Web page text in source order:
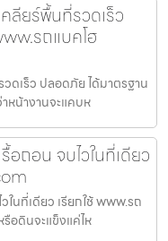
ลียร์พื้นที่รวดเร็ว
รถแบคโฮ
ดเร็ว ปลอดภัย ได้มาตรฐาน
หน้างานจะแคบห
ถอน จบไวในที่เดียว
นที่เดียว เรียกใช้ www.รถ
อดินจะแข็งแค่ไห